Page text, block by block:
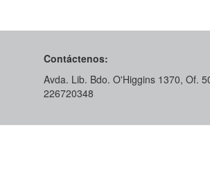
Contáctenos:
Avda. Lib. Bdo. O'Higgins 1370, Of.
226720348